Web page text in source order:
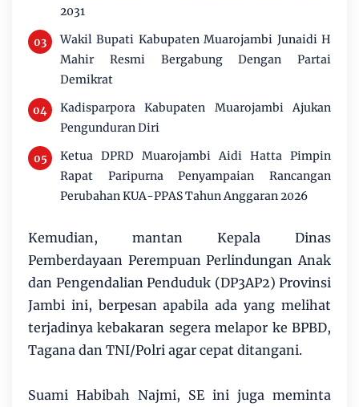
2031
Wakil Bupati Kabupaten Muarojambi Junaidi H
Mahir Resmi Bergabung Dengan Partai
Demikrat
Kadisparpora Kabupaten Muarojambi Ajukan
Pengunduran Diri
Ketua DPRD Muarojambi Aidi Hatta Pimpin
Rapat Paripurna Penyampaian Rancangan
Perubahan KUA-PPAS Tahun Anggaran 2026
Kemudian, mantan Kepala Dinas
Pemberdayaan Perempuan Perlindungan Anak
dan Pengendalian Penduduk (DP3AP2) Provinsi
Jambi ini, berpesan apabila ada yang melihat
terjadinya kebakaran segera melapor ke BPBD,
Tagana dan TNI/Polri agar cepat ditangani.
Suami Habibah Najmi, SE ini juga meminta